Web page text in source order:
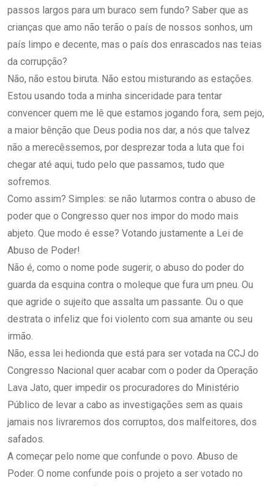
passos largos para um buraco sem fundo? Saber que as
crianças que amo não terão o país de nossos sonhos, um
país limpo e decente, mas o país dos enrascados nas teias
da corrupção?
Não, não estou biruta. Não estou misturando as estações.
Estou usando toda a minha sinceridade para tentar
convencer quem me lê que estamos jogando fora, sem pejo,
a maior bênção que Deus podia nos dar, a nós que talvez
não a merecêssemos, por desprezar toda a luta que foi
chegar até aqui, tudo pelo que passamos, tudo que
sofremos.
Como assim? Simples: se não lutarmos contra o abuso de
poder que o Congresso quer nos impor do modo mais
abjeto. Que modo é esse? Votando justamente a Lei de
Abuso de Poder!
Não é, como o nome pode sugerir, o abuso do poder do
guarda da esquina contra o moleque que fura um pneu. Ou
que agride o sujeito que assalta um passante. Ou o que
destrata o infeliz que foi violento com sua amante ou seu
irmão.
Não, essa lei hedionda que está para ser votada na CCJ do
Congresso Nacional quer acabar com o poder da Operação
Lava Jato, quer impedir os procuradores do Ministério
Público de levar a cabo as investigações sem as quais
jamais nos livraremos dos corruptos, dos malfeitores, dos
safados.
A começar pelo nome que confunde o povo. Abuso de
Poder. O nome confunde pois o projeto a ser votado no